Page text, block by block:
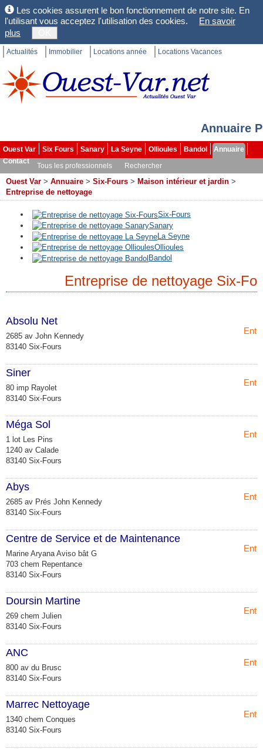
Les cookies assurent le bon fonctionnement de notre site. En
l'utilisant vous acceptez l'utilisation des cookies.
En savoir
plus
Actualités Immobilier Locations année Locations Vacances
Annuaire
Ouest Var Six Fours Sanary La Seyne Ollioules Bandol
Annuaire
Contact
Tous les professionnels Rechercher
Ouest Var > Annuaire > Six-Fours > Maison intérieur et jardin >
Entreprise de nettoyage
Six-Fours
Sanary
La Seyne
Ollioules
Bandol
Entreprise de nettoyage Six-
Absolu Net
2685 av John Kennedy
83140 Six-Fours
Siner
80 imp Rayolet
83140 Six-Fours
Méga Sol
1 lot Les Pins
1240 av Calade
83140 Six-Fours
Abys
2685 av Prés John Kennedy
83140 Six-Fours
Centre de Service et de Maintenance
Marine Aryana Aviso bât G
703 chem Repentance
83140 Six-Fours
Doursin Martine
269 chem Julien
83140 Six-Fours
ANC
800 av du Brusc
83140 Six-Fours
Marrec Nettoyage
1340 chem Conques
83140 Six-Fours